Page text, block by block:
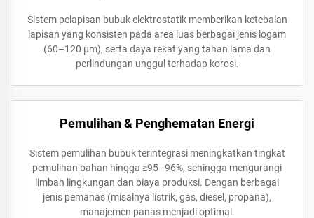
Sistem pelapisan bubuk elektrostatik memberikan ketebalan
lapisan yang konsisten pada area luas berbagai jenis logam
(60–120 µm), serta daya rekat yang tahan lama dan
perlindungan unggul terhadap korosi.
Pemulihan & Penghematan Energi
Sistem pemulihan bubuk terintegrasi meningkatkan tingkat
pemulihan bahan hingga ≥95–96%, sehingga mengurangi
limbah lingkungan dan biaya produksi. Dengan berbagai
jenis pemanas (misalnya listrik, gas, diesel, propana),
manajemen panas menjadi optimal.